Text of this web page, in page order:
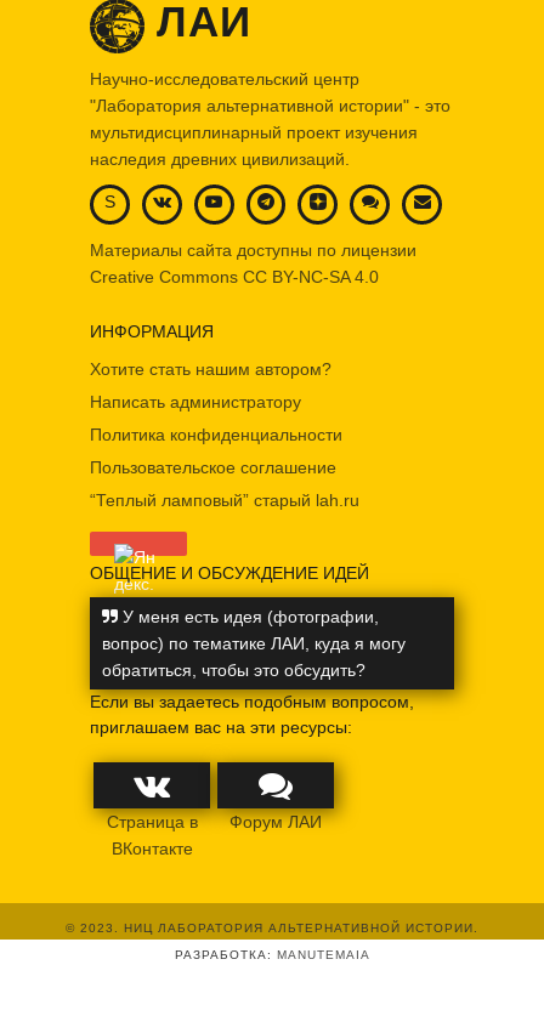
ЛАИ
Научно-исследовательский центр
"Лаборатория альтернативной истории" - это
мультидисциплинарный проект изучения
наследия древних цивилизаций.
S
Материалы сайта доступны по лицензии
Creative Commons CC BY-NC-SA 4.0
ИНФОРМАЦИЯ
Хотите стать нашим автором?
Написать администратору
Политика конфиденциальности
Пользовательское соглашение
“Теплый ламповый” старый lah.ru
ОБЩЕНИЕ И ОБСУЖДЕНИЕ ИДЕЙ
У меня есть идея (фотографии,
вопрос) по тематике ЛАИ, куда я могу
обратиться, чтобы это обсудить?
Если вы задаетесь подобным вопросом,
приглашаем вас на эти ресурсы:
Страница в
ВКонтакте
Форум ЛАИ
© 2023. НИЦ ЛАБОРАТОРИЯ АЛЬТЕРНАТИВНОЙ ИСТОРИИ.
РАЗРАБОТКА: MANUTEMAIA